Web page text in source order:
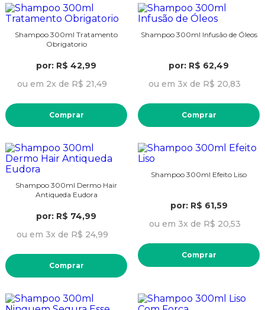
Shampoo 300ml Tratamento
Obrigatorio
por: R$ 42,99
ou em 2x de R$ 21,49
Comprar
Shampoo 300ml Infusão de Óleos
por: R$ 62,49
ou em 3x de R$ 20,83
Comprar
Shampoo 300ml Dermo Hair
Antiqueda Eudora
por: R$ 74,99
ou em 3x de R$ 24,99
Comprar
Shampoo 300ml Efeito Liso
por: R$ 61,59
ou em 3x de R$ 20,53
Comprar